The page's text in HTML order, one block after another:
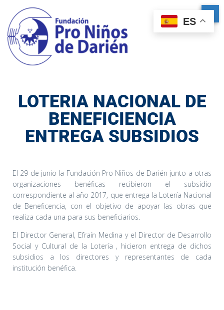
LOTERIA NACIONAL DE
BENEFICIENCIA
ENTREGA SUBSIDIOS
El 29 de junio la Fundación Pro Niños de Darién junto a otras
organizaciones benéficas recibieron el subsidio
correspondiente al año 2017, que entrega la Lotería Nacional
de Beneficencia, con el objetivo de apoyar las obras que
realiza cada una para sus beneficiarios.
El Director General, Efraín Medina y el Director de Desarrollo
Social y Cultural de la Lotería , hicieron entrega de dichos
subsidios a los directores y representantes de cada
institución benéfica.
ES